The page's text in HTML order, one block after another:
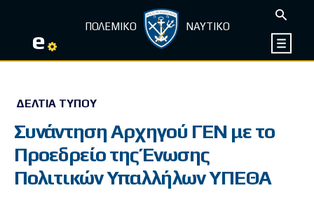
e ΠΟΛΕΜΙΚΟ ΝΑΥΤΙΚΟ
ΔΕΛΤΊΑ ΤΎΠΟΥ
Συνάντηση Αρχηγού ΓΕΝ με το
Προεδρείο της Ένωσης
Πολιτικών Υπαλλήλων ΥΠΕΘΑ